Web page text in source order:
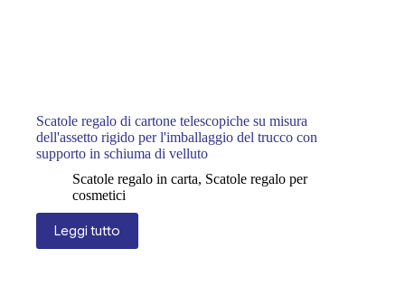
Scatole regalo di cartone telescopiche su misura
dell'assetto rigido per l'imballaggio del trucco con
supporto in schiuma di velluto
Scatole regalo in carta, Scatole regalo per
cosmetici
Leggi tutto